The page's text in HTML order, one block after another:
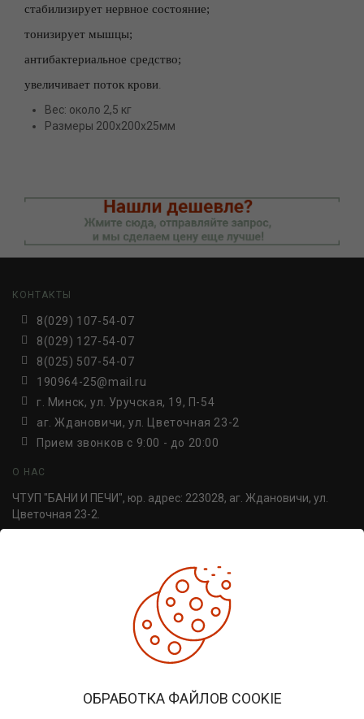
стабилизирует нервное состояние;
тонизирует мышцы;
антибактериальное средство;
увеличивает поток крови.
Вес: около 2,5 кг
Размеры 200х200х25мм
КОНТАКТЫ
8(029) 107-54-07
8(029) 127-54-07
8(025) 507-54-07
190964-25@mail.ru
г. Минск, ул. Уручская, 19, П-54
аг. Ждановичи, ул. Цветочная 23-2
Прием звонков c 9:00 - до 20:00
О НАС
ЧТУП "БАНИ И ПЕЧИ", юр. адрес: 223028, аг. Ждановичи, ул.
Цветочная 23-2.
Личный кабинетОБРАБОТКА ФАЙЛОВ COOKIE